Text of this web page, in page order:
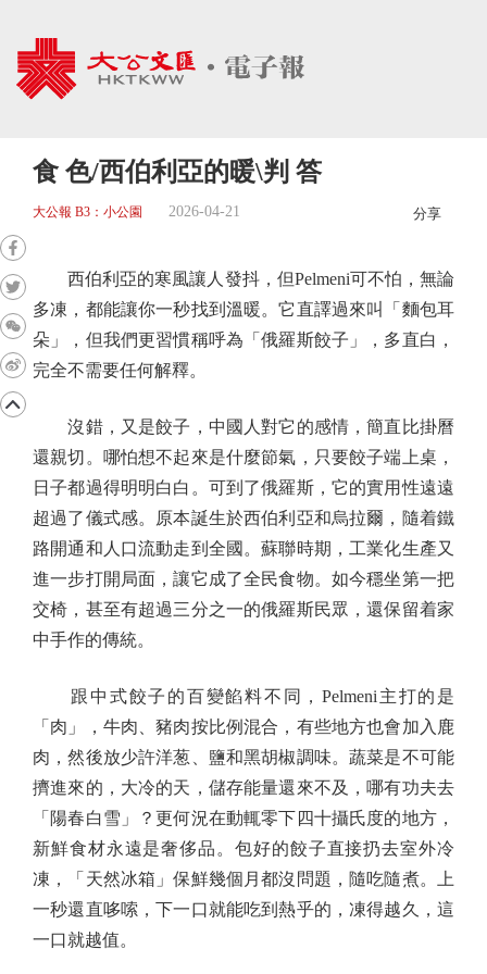
食 色/西伯利亞的暖\判 答
大公報 B3：小公園 2026-04-21 分享
西伯利亞的寒風讓人發抖，但Pelmeni可不怕，無論
多凍，都能讓你一秒找到溫暖。它直譯過來叫「麵包耳
朵」，但我們更習慣稱呼為「俄羅斯餃子」，多直白，
完全不需要任何解釋。
沒錯，又是餃子，中國人對它的感情，簡直比掛曆
還親切。哪怕想不起來是什麼節氣，只要餃子端上桌，
日子都過得明明白白。可到了俄羅斯，它的實用性遠遠
超過了儀式感。原本誕生於西伯利亞和烏拉爾，隨着鐵
路開通和人口流動走到全國。蘇聯時期，工業化生產又
進一步打開局面，讓它成了全民食物。如今穩坐第一把
交椅，甚至有超過三分之一的俄羅斯民眾，還保留着家
中手作的傳統。
跟中式餃子的百變餡料不同，Pelmeni主打的是
「肉」，牛肉、豬肉按比例混合，有些地方也會加入鹿
肉，然後放少許洋葱、鹽和黑胡椒調味。蔬菜是不可能
擠進來的，大冷的天，儲存能量還來不及，哪有功夫去
「陽春白雪」？更何況在動輒零下四十攝氏度的地方，
新鮮食材永遠是奢侈品。包好的餃子直接扔去室外冷
凍，「天然冰箱」保鮮幾個月都沒問題，隨吃隨煮。上
一秒還直哆嗦，下一口就能吃到熱乎的，凍得越久，這
一口就越值。